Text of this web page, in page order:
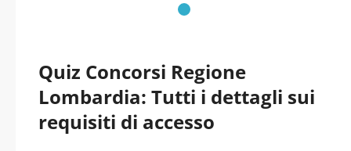
Quiz Concorsi Regione
Lombardia: Tutti i dettagli sui
requisiti di accesso